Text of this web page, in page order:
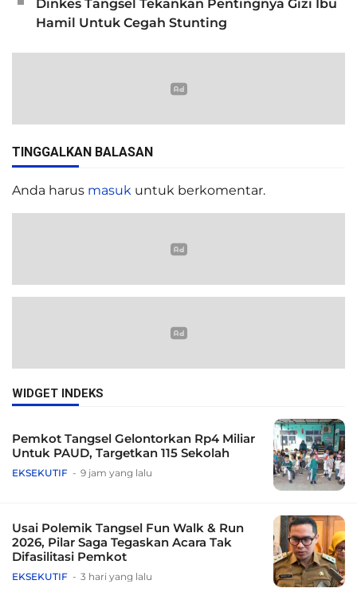
Dinkes Tangsel Tekankan Pentingnya Gizi Ibu
Hamil Untuk Cegah Stunting
TINGGALKAN BALASAN
Anda harus masuk untuk berkomentar.
WIDGET INDEKS
Pemkot Tangsel Gelontorkan Rp4 Miliar
Untuk PAUD, Targetkan 115 Sekolah
EKSEKUTIF 9 jam yang lalu
Usai Polemik Tangsel Fun Walk & Run
2026, Pilar Saga Tegaskan Acara Tak
Difasilitasi Pemkot
EKSEKUTIF 3 hari yang lalu